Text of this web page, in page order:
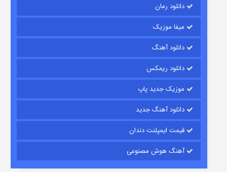
قسمت۱۵ (دوبله) منتشر شد
دانلود رمان
میفا موزیک
دانلود آهنگ
دانلود ریمکس
موزیک جدید پاپ
دانلود آهنگ جدید
قیمت ایمپلنت دندان
آهنگ هوش مصنوعی